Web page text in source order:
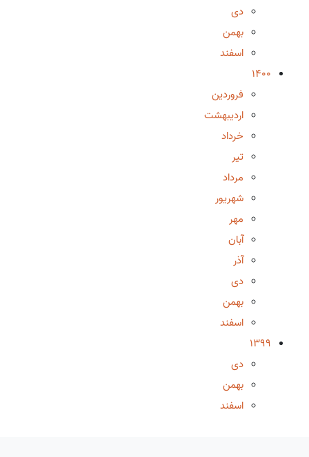
دی
بهمن
اسفند
1400
فروردین
اردیبهشت
خرداد
تیر
مرداد
شهریور
مهر
آبان
آذر
دی
بهمن
اسفند
1399
دی
بهمن
اسفند